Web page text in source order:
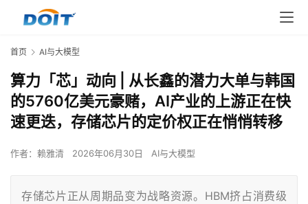
首页 AI与大模型
算力「芯」动向 | 从长鑫的潜力大单与韩国
的5760亿美元豪赌，AI产业的上游正在快
速更迭，存储芯片的定价权正在悄悄转移
作者： 赖雅清 2026年06月30日 AI与大模型
存储芯片正从周期品变为战略资源。HBM挤占消费级